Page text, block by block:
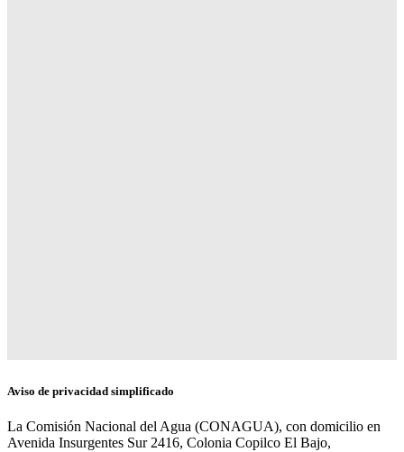
Aviso de privacidad simplificado
La Comisión Nacional del Agua (CONAGUA), con domicilio en
Avenida Insurgentes Sur 2416, Colonia Copilco El Bajo,